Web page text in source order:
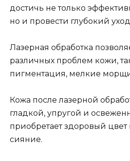
достичь не только
но и провести глубокий
Лазерная обработка
различных проблем кожи,
пигментация, мелкие
Кожа после лазерной
гладкой, упругой и
приобретает здоровый
сияние.